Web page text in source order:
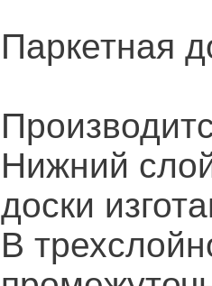
Паркетная
Нижний
доски
В